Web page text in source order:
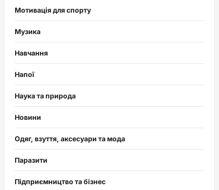
Мотивація для спорту
Музика
Навчання
Напої
Наука та природа
Новини
Одяг, взуття, аксесуари та мода
Паразити
Підприємництво та бізнес